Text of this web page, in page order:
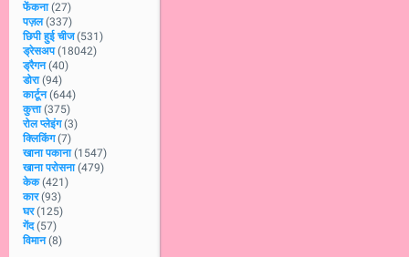
फेंकना (27)
पज़ल (337)
छिपी हुई चीज (531)
ड्रेसअप (18042)
ड्रैगन (40)
डोरा (94)
कार्टून (644)
कुत्ता (375)
रोल प्लेइंग (3)
क्लिकिंग (7)
खाना पकाना (1547)
खाना परोसना (479)
केक (421)
कार (93)
घर (125)
गेंद (57)
विमान (8)